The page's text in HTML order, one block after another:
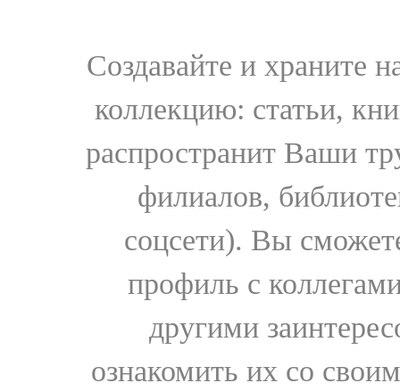
Создавайте и храните
коллекцию: статьи,
распространит Ваши
филиалов,
соцсети). Вы
профиль с
другими
ознакомить их со